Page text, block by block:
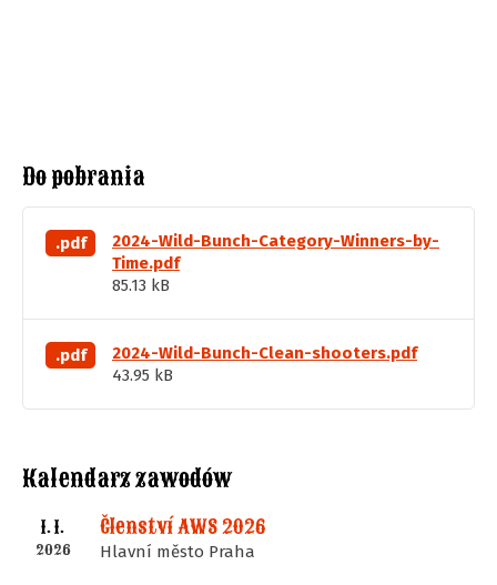
Do pobrania
.pdf
2024-Wild-Bunch-Category-Winners-by-
Time.pdf
85.13 kB
.pdf
2024-Wild-Bunch-Clean-shooters.pdf
43.95 kB
Kalendarz zawodów
1. 1.
2026
Členství AWS 2026
Hlavní město Praha